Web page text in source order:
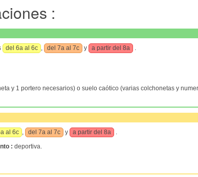
:
del 6a al 6c , del 7a al 7c y a partir del 8a
.
y 1 portero necesarios) o suelo caótico (varias colchonetas y
al 6c , del 7a al 7c y a partir del 8a
.
: deportiva.